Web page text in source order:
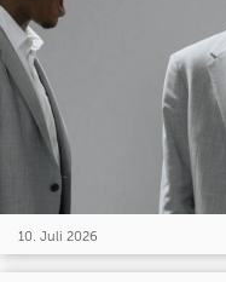
10. Juli 2026